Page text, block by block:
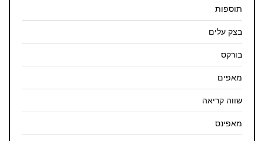
תוספות
בצק עלים
בורקס
מאפים
שווה קריאה
מאפינס